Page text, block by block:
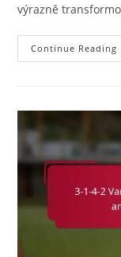
výrazně
Continue Reading